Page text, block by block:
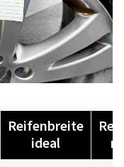
Reifenbreite
ideal